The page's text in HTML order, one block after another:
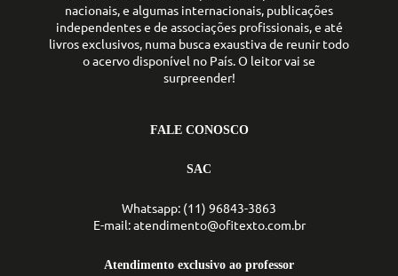
nacionais, e algumas internacionais, publicações
independentes e de associações profissionais, e até
livros exclusivos, numa busca exaustiva de reunir todo
o acervo disponível no País. O leitor vai se
surpreender!
FALE CONOSCO
SAC
Whatsapp: (11) 96843-3863
E-mail: atendimento@ofitexto.com.br
Atendimento exclusivo ao professor